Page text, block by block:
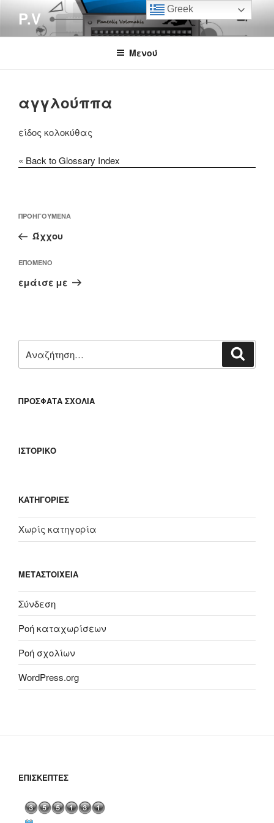
περιεχόμενο
P.V
Μενού
αγγλούππα
είδος κολοκύθας
« Back to Glossary Index
άρθρων
Προηγούμενο
άρθρο
ΠΡΟΗΓΟΎΜΕΝΑ
Ώχχου
Επόμενο
άρθρο
ΕΠΌΜΕΝΟ
εμάισε με
για:
ΠΡΌΣΦΑΤΑ ΣΧΌΛΙΑ
ΙΣΤΟΡΙΚΌ
KΑΤΗΓΟΡΊΕΣ
Χωρίς κατηγορία
ΜΕΤΑΣΤΟΙΧΕΊΑ
Σύνδεση
Ροή καταχωρίσεων
Ροή σχολίων
WordPress.org
ΕΠΙΣΚΈΠΤΕΣ
Greek